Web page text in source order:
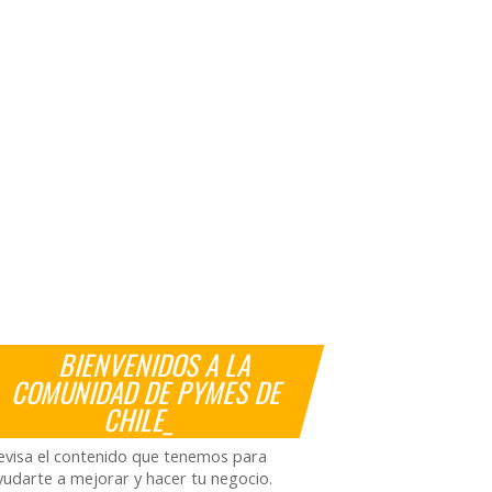
BIENVENIDOS A LA
COMUNIDAD DE PYMES DE
CHILE_
el contenido que tenemos para
a mejorar y hacer tu negocio.